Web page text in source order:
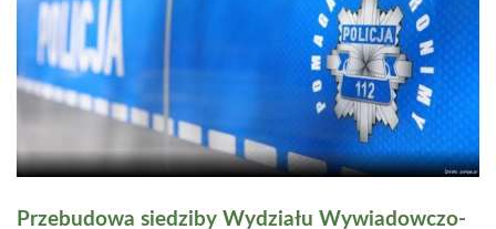
Przebudowa siedziby Wydziału Wywiadowczo-